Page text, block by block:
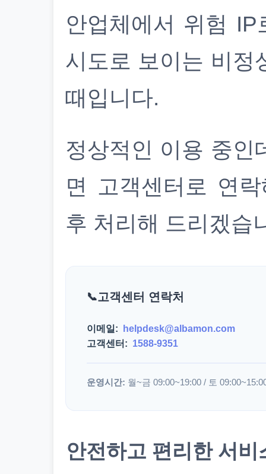
안업체에서 위험
시도로 보이는 비정
때입니다.
정상적인 이용 중인
면 고객센터로 연
후 처리해 드리겠습
고객센터 연락처
이메일:
helpdesk@albamon.com
고객센터: 1588-9351
운영시간: 월~금 09:00~19:00 / 토
안전하고 편리한 서